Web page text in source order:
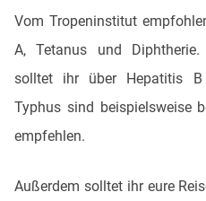
Vom Tropeninstitut
A, Tetanus und
solltet ihr über Hepatitis B
Typhus sind beispielsweise
empfehlen.
Außerdem solltet ihr eure